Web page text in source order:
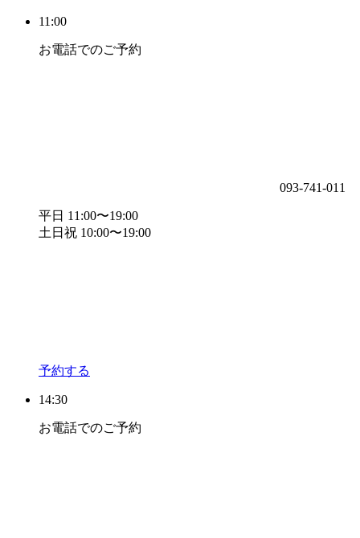
11:00
お電話でのご予約
093-741-011
平日 11:00〜19:00
土日祝 10:00〜19:00
予約する
14:30
お電話でのご予約